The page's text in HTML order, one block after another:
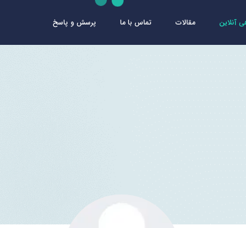
آنلاین مقالات تماس با ما پرسش و پاسخ